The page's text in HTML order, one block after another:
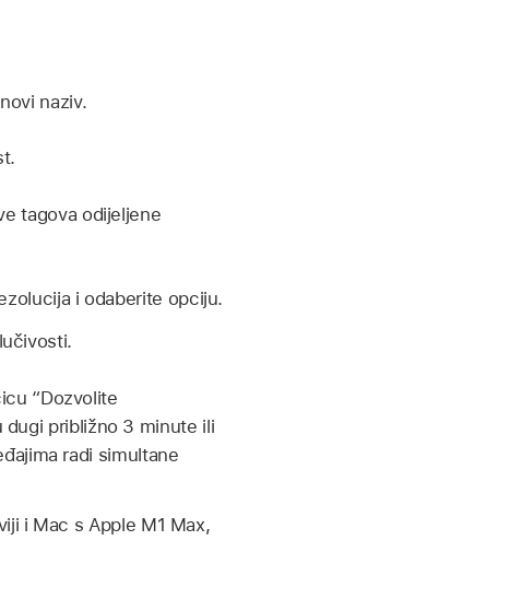
naziv.
tagova odijeljene
i odaberite opciju.
“Dozvolite
dugi približno 3 minute ili
radi simultane
i Mac s Apple M1 Max,